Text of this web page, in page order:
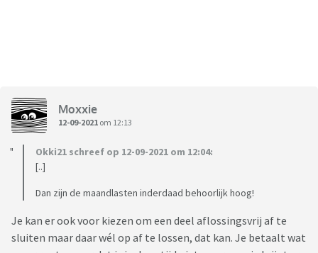
Moxxie
12-09-2021 om 12:13
Okki21 schreef op 12-09-2021 om 12:04:
[..]
Dan zijn de maandlasten inderdaad behoorlijk hoog!
Je kan er ook voor kiezen om een deel aflossingsvrij af te
sluiten maar daar wél op af te lossen, dat kan. Je betaalt wat